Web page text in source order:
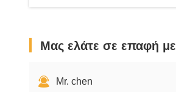
Μας ελάτε σε επαφή με
Mr. chen